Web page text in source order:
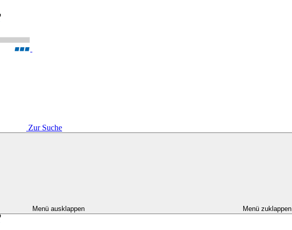
Zur Suche
Menü ausklappen Menü zuklappen